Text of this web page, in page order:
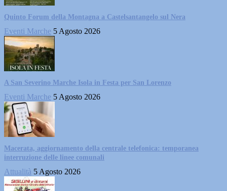
Quinto Forum della Montagna a Castelsantangelo sul Nera
Eventi Marche 5 Agosto 2026
A San Severino Marche Isola in Festa per San Lorenzo
Eventi Marche 5 Agosto 2026
Macerata, aggiornamento della centrale telefonica: temporanea
interruzione delle linee comunali
Attualità 5 Agosto 2026